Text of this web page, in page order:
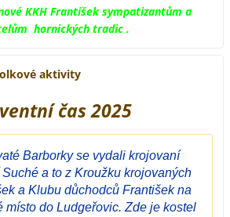
KKH František sympatizantům a
hornických tradic .
aktivity
čas 2025
Barborky se vydali krojovaní
a to z Kroužku krojovaných
a Klubu důchodců František na
místo do Ludgeřovic. Zde je kostel